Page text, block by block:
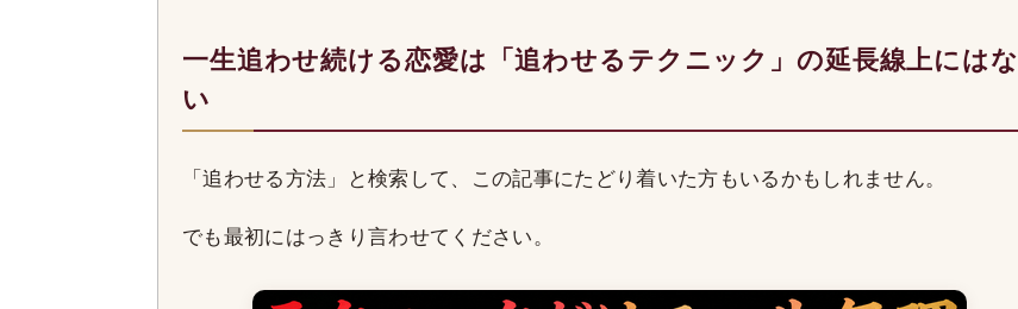
一生追わせ続ける恋愛は「追わせるテクニック」の延長線上にはな
い
「追わせる方法」と検索して、この記事にたどり着いた方もいるかもしれません。
でも最初にはっきり言わせてください。